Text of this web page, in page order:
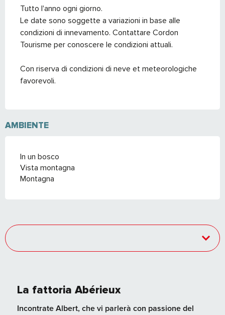
Tutto l'anno ogni giorno.
Le date sono soggette a variazioni in base alle
condizioni di innevamento. Contattare Cordon
Tourisme per conoscere le condizioni attuali.
Con riserva di condizioni di neve et meteorologiche
favorevoli.
AMBIENTE
In un bosco
Vista montagna
Montagna
La fattoria Abérieux
Incontrate Albert, che vi parlerà con passione del